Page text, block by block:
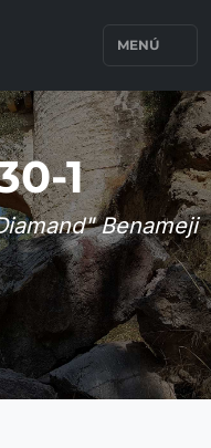
MENÚ
1
Benameji